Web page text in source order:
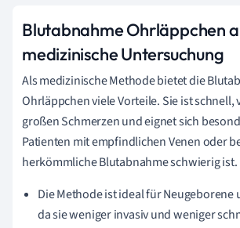
Blutabnahme Ohrläppchen
medizinische Untersuchung
Als medizinische Methode bietet die
Ohrläppchen viele Vorteile. Sie ist schnell,
großen Schmerzen und eignet sich
Patienten mit empfindlichen Venen oder
herkömmliche Blutabnahme schwierig ist.
Die Methode ist ideal für Neugeborene
da sie weniger invasiv und weniger